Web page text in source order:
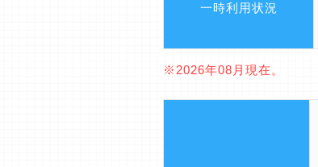
一時利用状況
※2026年08月現在。